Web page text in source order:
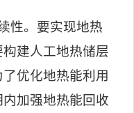
性。 要实现地热
建人工地热储层
优化地热能利用
加强地热能回收